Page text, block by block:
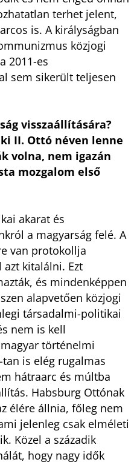
terhet jelent,
is. A királyságban
közjogi
2011-es
sem sikerült teljesen
visszaállítására?
II. Ottó néven lenne
volna, nem igazán
mozgalom első
akarat és
a magyarság felé. A
van protokollja
kitalálni. Ezt
és mindenképpen
alapvetően közjogi
társadalmi-politikai
nem is kell
történelmi
is elég rugalmas
hátraarc és múltba
Habsburg Ottónak
élére állnia, főleg nem
jelenleg csak elméleti
Közel a századik
hogy nagy idők